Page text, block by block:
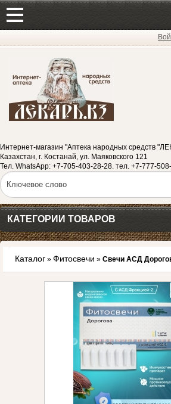
Интернет-магазин "Аптека народных средств
Казахстан, г. Костанай, ул. Маяковского 121
Тел. WhatsApp: +7-705-403-28-28. тел. +7-777-
КАТЕГОРИИ ТОВАРОВ
Каталог » Фитосвечи » Свечи АСД